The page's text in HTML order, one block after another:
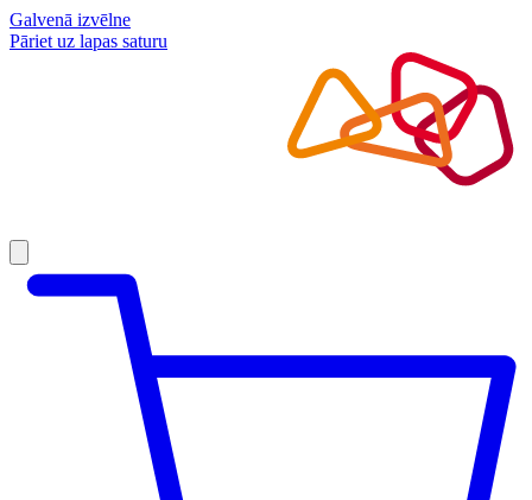
Galvenā izvēlne
Pāriet uz lapas saturu